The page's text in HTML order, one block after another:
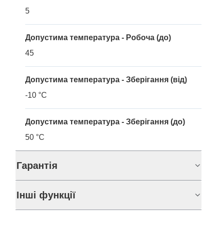
5
Допустима температура - Робоча (до)
45
Допустима температура - Зберігання (від)
-10 °C
Допустима температура - Зберігання (до)
50 °C
Гарантія
Інші функції